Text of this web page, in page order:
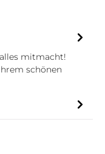
mitmacht!
schönen